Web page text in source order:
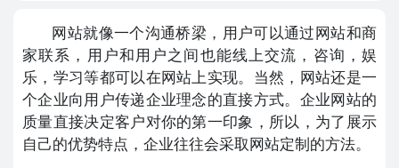
网站就像一个沟通桥梁，用户可以通过网站和商
家联系，用户和用户之间也能线上交流，咨询，娱
乐，学习等都可以在网站上实现。当然，网站还是一
个企业向用户传递企业理念的直接方式。企业网站的
质量直接决定客户对你的第一印象，所以，为了展示
自己的优势特点，企业往往会采取网站定制的方法。